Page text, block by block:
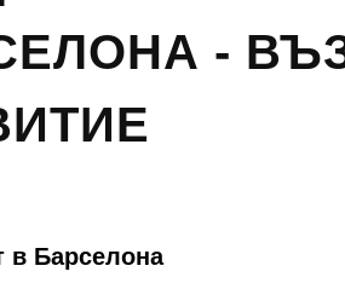
-
в Барселона